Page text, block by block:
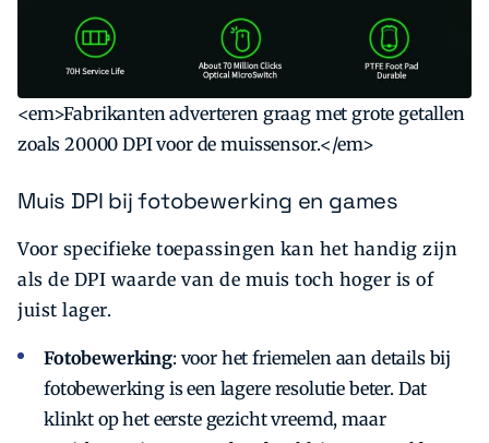
<em>Fabrikanten adverteren graag met grote getallen
zoals 20000 DPI voor de muissensor.</em>
Muis DPI bij fotobewerking en games
Voor specifieke toepassingen kan het handig zijn
als de DPI waarde van de muis toch hoger is of
juist lager.
Fotobewerking: voor het friemelen aan details bij
fotobewerking is een lagere resolutie beter. Dat
klinkt op het eerste gezicht vreemd, maar